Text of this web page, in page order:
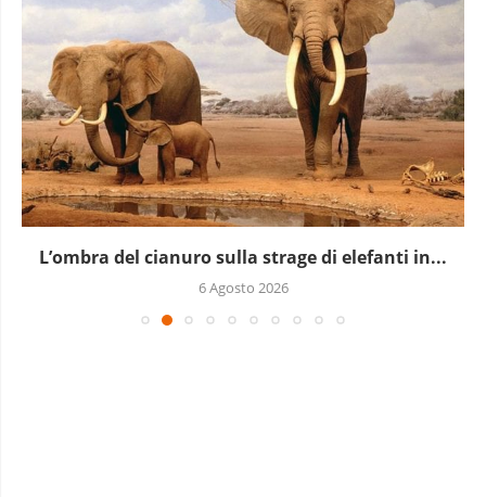
L’ombra del cianuro sulla strage di elefanti in...
6 Agosto 2026